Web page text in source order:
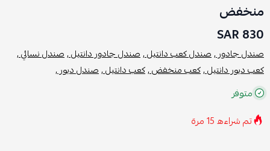
منخفض
830 SAR
صندل جادور ,صندل كعب دانتيل ,صندل جادور دانتيل ,صندل نسائي ,
كعب ديور دانتيل ,كعب منخفض ,كعب دانتيل ,صندل ديور ,
متوفر
تم شراءه15مرة